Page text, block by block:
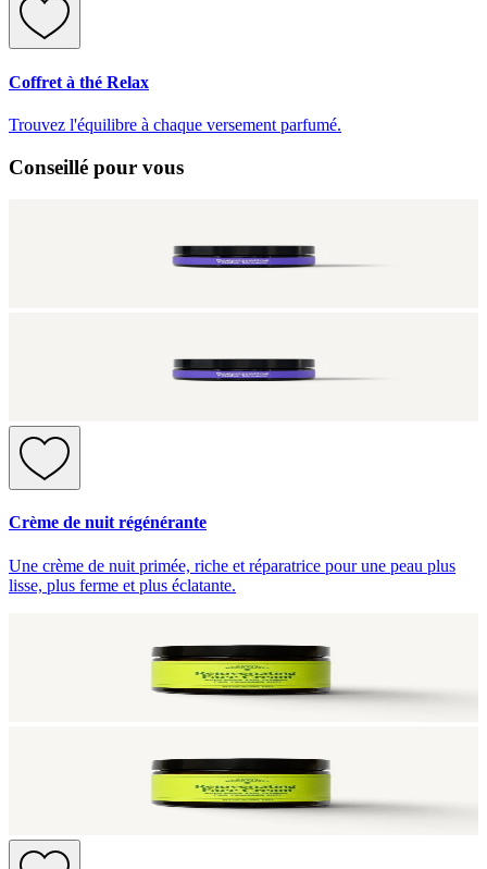
Coffret à thé Relax
Trouvez l'équilibre à chaque versement parfumé.
Conseillé pour vous
Crème de nuit régénérante
Une crème de nuit primée, riche et réparatrice pour une peau plus
lisse, plus ferme et plus éclatante.